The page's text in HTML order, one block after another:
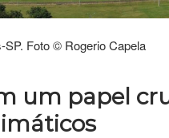
SP. Foto © Rogerio Capela
um papel